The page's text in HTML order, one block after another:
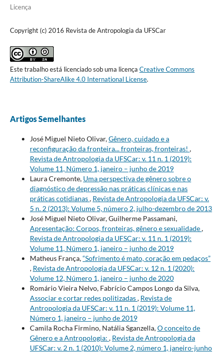
Licença
Copyright (c) 2016 Revista de Antropologia da UFSCar
Este trabalho está licenciado sob uma licença Creative Commons
Attribution-ShareAlike 4.0 International License.
Artigos Semelhantes
José Miguel Nieto Olivar,Gênero, cuidado e a
reconfiguração da fronteira... fronteiras, fronteiras! ,
Revista de Antropologia da UFSCar: v. 11 n. 1 (2019):
Volume 11, Número 1, janeiro – junho de 2019
Laura Cremonte, Uma perspectiva de gênero sobre o
diagnóstico de depressão nas práticas clínicas e nas
práticas cotidianas, Revista de Antropologia da UFSCar: v.
5 n. 2 (2013): Volume 5, número 2, julho-dezembro de 2013
José Miguel Nieto Olivar, Guilherme Passamani,
Apresentação: Corpos, fronteiras, gênero e sexualidade,
Revista de Antropologia da UFSCar: v. 11 n. 1 (2019):
Volume 11, Número 1, janeiro – junho de 2019
Matheus França,“Sofrimento é mato, coração em pedaços”
, Revista de Antropologia da UFSCar: v. 12 n. 1 (2020):
Volume 12, Número 1, janeiro – junho de 2020
Romário Vieira Nelvo, Fabrício Campos Longo da Silva,
Associar e cortar redes politizadas, Revista de
Antropologia da UFSCar: v. 11 n. 1 (2019): Volume 11,
Número 1, janeiro – junho de 2019
Camila Rocha Firmino, Natália Sganzella,O conceito de
Gênero e a Antropologia: , Revista de Antropologia da
UFSCar: v. 2 n. 1 (2010): Volume 2, número 1, janeiro-junho